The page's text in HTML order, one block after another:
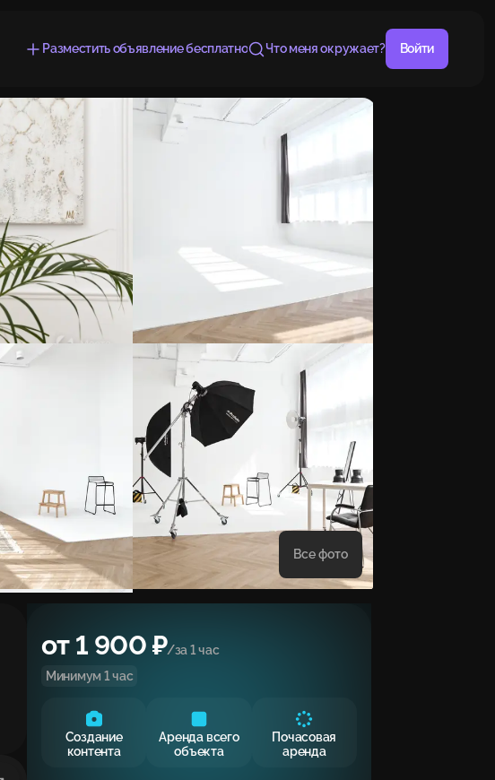
Разместить объявление бесплатно Что меня окружает? Войти
Все фото
от 1 900 ₽/за 1 час
Минимум 1 час
Создание
контента
Аренда всего
объекта
Почасовая
аренда